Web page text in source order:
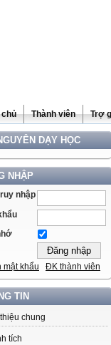
chủ Thành viên Trợ
DẠY HỌC
NHẬP
nhập
mật khẩu ĐK thành viên
TIN
chung
tích